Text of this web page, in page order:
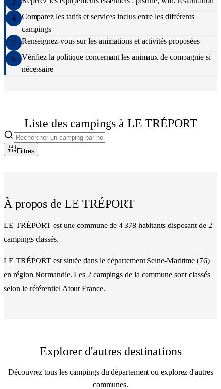
3
4
Comparez les tarifs et services inclus entre les différents
campings
5
Renseignez-vous sur les animations et activités proposées
6
Vérifiez la politique concernant les animaux de compagnie si
nécessaire
Liste des campings à LE TRÉPORT
Filtres
À propos de LE TRÉPORT
LE TRÉPORT est une commune de 4 378 habitants disposant de 2
campings classés.
LE TRÉPORT est située dans le département Seine-Maritime (76)
en région Normandie. Les 2 campings de la commune sont classés
selon le référentiel Atout France.
Explorer d'autres destinations
Découvrez tous les campings du département ou explorez d'autres
communes.